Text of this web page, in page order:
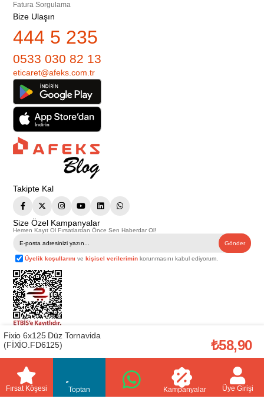
Fatura Sorgulama
Bize Ulaşın
444 5 235
0533 030 82 13
eticaret@afeks.com.tr
Takipte Kal
Size Özel Kampanyalar
Hemen Kayıt Ol Fırsatlardan Önce Sen Haberdar Ol!
Gönder
Üyelik koşullarını vekişisel verilerimin korunmasını kabul ediyorum.
Telif Hakkı © 2026Afeks Yapı Market
. Tüm hakları saklıdır.
Bu web sitesindeki tüm ürünler ticari amaçlıdır. Web sitemizde yer alan
görsel ve yazılı içerikler firmamıza ait olup, firmamızın yazılı izni alınmadan
başka yerlerde kullanılamaz. İçeriklerin izin alınmadan kopyalanması ve
kullanılması 5846 sayılı Fikir ve Sanat Eserleri Yasasına göre suçtur.
Fırsat Köşesi Toptan Kampanyalar Üye Girişi
Fixio 6x125 Düz Tornavida
(FİXİO.FD6125)
₺58,90